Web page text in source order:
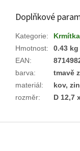
Doplňkové
Kategorie:
Hmotnost:
0.43 kg
EAN:
barva:
tmavě
materiál:
kov,
rozměr: D 12,7
Z